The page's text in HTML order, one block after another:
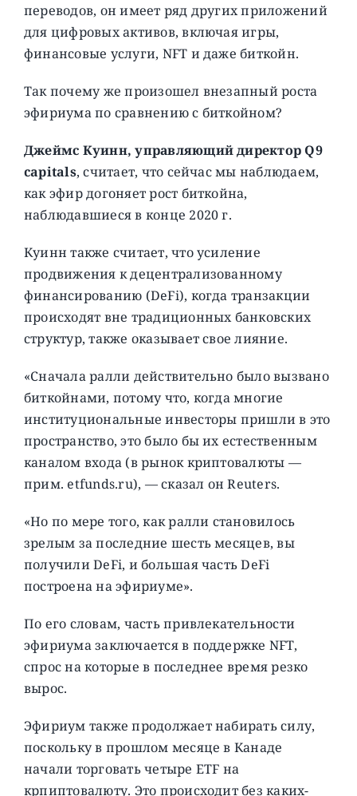
переводов, он имеет ряд других приложений
для цифровых активов, включая игры,
финансовые услуги, NFT и даже биткойн.
Так почему же произошел внезапный роста
эфириума по сравнению с биткойном?
Джеймс Куинн, управляющий директор Q9
capitals, считает, что сейчас мы наблюдаем,
как эфир догоняет рост биткойна,
наблюдавшиеся в конце 2020 г.
Куинн также считает, что усиление
продвижения к децентрализованному
финансированию (DeFi), когда транзакции
происходят вне традиционных банковских
структур, также оказывает свое лияние.
«Сначала ралли действительно было вызвано
биткойнами, потому что, когда многие
институциональные инвесторы пришли в это
пространство, это было бы их естественным
каналом входа (в рынок криптовалюты —
прим. etfunds.ru), — сказал он Reuters.
«Но по мере того, как ралли становилось
зрелым за последние шесть месяцев, вы
получили DeFi, и большая часть DeFi
построена на эфириуме».
По его словам, часть привлекательности
эфириума заключается в поддержке NFT,
спрос на которые в последнее время резко
вырос.
Эфириум также продолжает набирать силу,
поскольку в прошлом месяце в Канаде
начали торговать четыре ETF на
крпиптовалюту. Это происходит без каких-